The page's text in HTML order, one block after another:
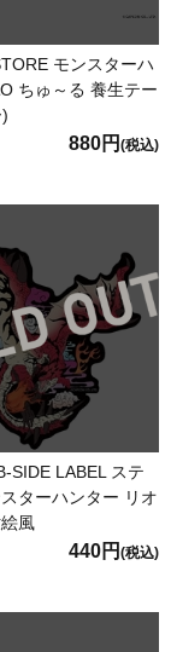
モンスターハ
ちゅ～る 養生テー
880円 (税込)
SIDE LABEL ステ
ターハンター リオ
風
440円 (税込)